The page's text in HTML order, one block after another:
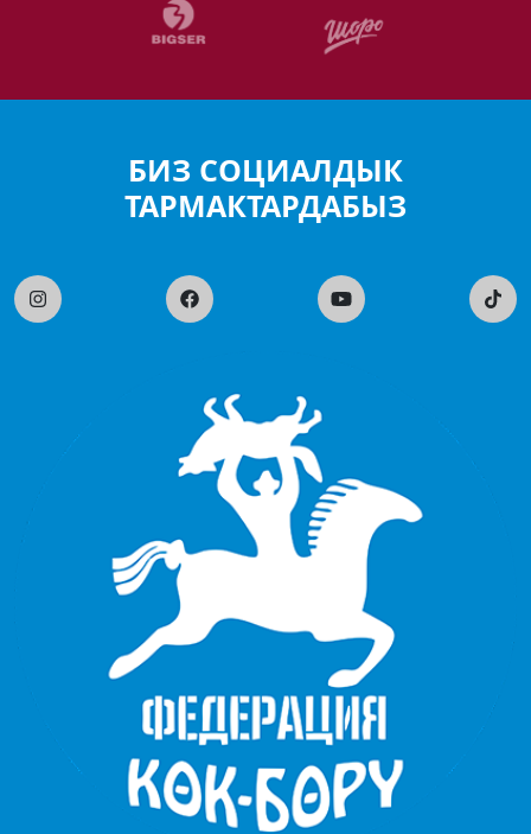
БИЗ СОЦИАЛДЫК
ТАРМАКТАРДАБЫЗ